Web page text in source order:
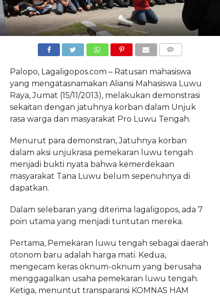
Palopo, Lagaligopos.com – Ratusan mahasiswa
yang mengatasnamakan Aliansi Mahasiswa Luwu
Raya, Jumat (15/11/2013), melakukan demonstrasi
sekaitan dengan jatuhnya korban dalam Unjuk
rasa warga dan masyarakat Pro Luwu Tengah.
Menurut para demonstran, Jatuhnya korban
dalam aksi unjukrasa pemekaran luwu tengah
menjadi bukti nyata bahwa kemerdekaan
masyarakat Tana Luwu belum sepenuhnya di
dapatkan.
Dalam selebaran yang diterima lagaligopos, ada 7
poin utama yang menjadi tuntutan mereka.
Pertama, Pemekaran luwu tengah sebagai daerah
otonom baru adalah harga mati. Kedua,
mengecam keras oknum-oknum yang berusaha
menggagalkan usaha pemekaran luwu tengah.
Ketiga, menuntut transparansi KOMNAS HAM